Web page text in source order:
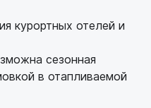
курортных отелей и
сезонная
в отапливаемой